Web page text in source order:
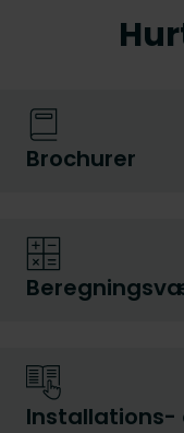
Brochurer
Installations-